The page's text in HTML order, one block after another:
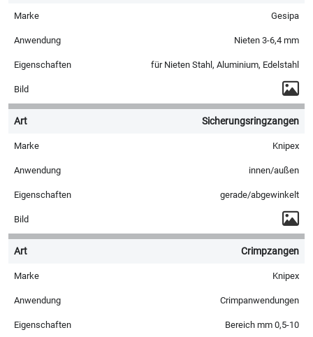
Gesipa
Nieten 3-6,4 mm
für Nieten Stahl, Aluminium, Edelstahl
Sicherungsringzangen
Knipex
innen/außen
gerade/abgewinkelt
Crimpzangen
Knipex
Crimpanwendungen
Bereich mm 0,5-10